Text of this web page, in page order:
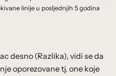
linije u posljednjih 5 godina
desno (Razlika), vidi se da
oporezovane tj. one koje